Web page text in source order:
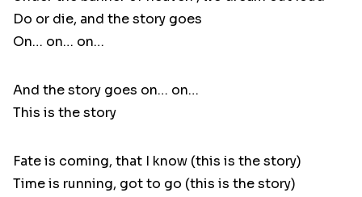
Do or die, and the story goes
On… on… on…
And the story goes on… on…
This is the story
Fate is coming, that I know (this is the story)
Time is running, got to go (this is the story)